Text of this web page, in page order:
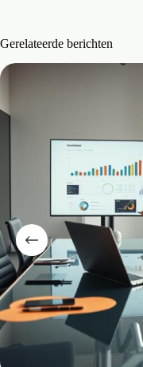
Gerelateerde berichten